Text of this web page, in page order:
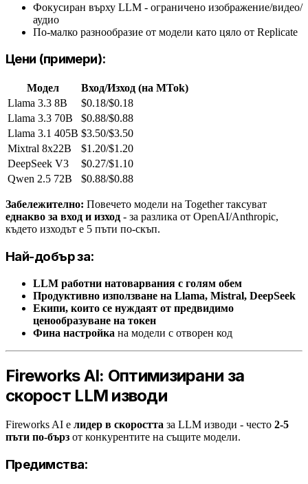
Фокусиран върху LLM - ограничено изображение/видео/
аудио
По-малко разнообразие от модели като цяло от Replicate
Цени (примери):
Модел
Вход/Изход (на MTok)
Llama 3.3 8B
$0.18/$0.18
Llama 3.3 70B
$0.88/$0.88
Llama 3.1 405B $3.50/$3.50
Mixtral 8x22B
$1.20/$1.20
DeepSeek V3
$0.27/$1.10
Qwen 2.5 72B
$0.88/$0.88
Забележително: Повечето модели на Together таксуват
еднакво за вход и изход - за разлика от OpenAI/Anthropic,
където изходът е 5 пъти по-скъп.
Най-добър за:
LLM работни натоварвания с голям обем
Продуктивно използване на Llama, Mistral, DeepSeek
Екипи, които се нуждаят от предвидимо
ценообразуване на токен
Фина настройка на модели с отворен код
Fireworks AI: Оптимизирани за
скорост LLM изводи
Fireworks AI е лидер в скоростта за LLM изводи - често 2-5
пъти по-бърз от конкурентите на същите модели.
Предимства: